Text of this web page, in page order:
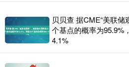
贝贝查 据CME“美联储
个基点的概率为95.9%
4.1%